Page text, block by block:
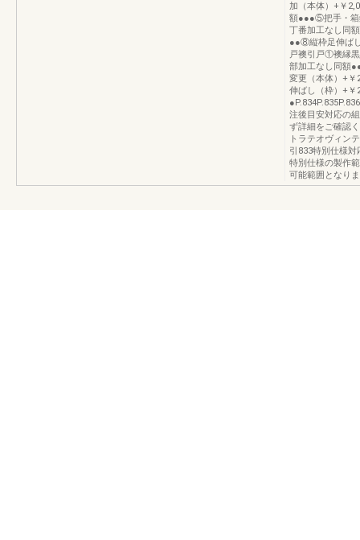
加（本体）+￥
額●●●⑤把手・箱
丁番加工なし同
●●⑧縦枠足伸ば
戸襖引戸①襖縁
部加工なし同額
変更（本体）+
伸ばし（枠）+￥
注後目安対応の
ず詳細をご確認
トラテオヴィン
引833特別仕様
特別仕様の製作
可能範囲となり